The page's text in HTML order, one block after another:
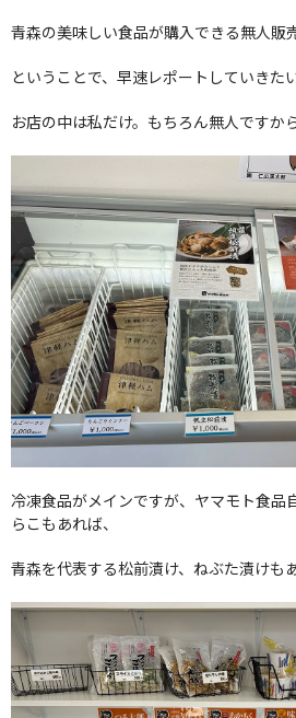
青森の美味しい食品が購入できる無人販
ということで、早速レポートしていきた
お店の中は私だけ。もちろん無人ですから
冷凍食品がメインですが、ヤマモト食品
らこもあれば、
青森を代表する松前漬け、ねぶた漬けも